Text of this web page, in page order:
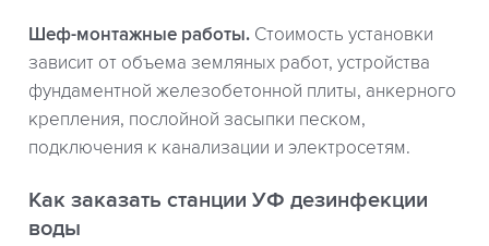
Шеф-монтажные работы. Стоимость установки
зависит от объема земляных работ, устройства
фундаментной железобетонной плиты, анкерного
крепления, послойной засыпки песком,
подключения к канализации и электросетям.
Как заказать станции УФ дезинфекции
воды